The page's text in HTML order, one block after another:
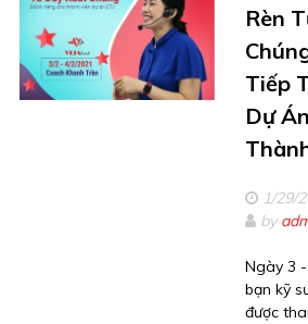
Rèn
Tiếp
Dự
1/29/
by
Ngày 3
bạn kỹ
được